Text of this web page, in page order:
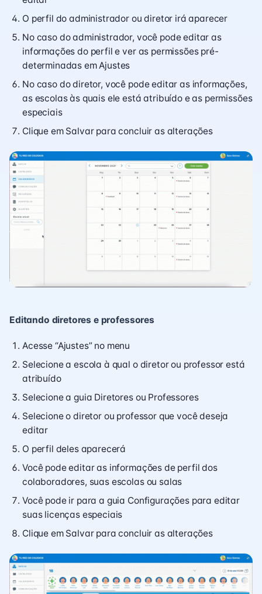
O perfil do administrador ou diretor irá aparecer
No caso do administrador, você pode editar as
informações do perfil e ver as permissões pré-
determinadas em Ajustes
No caso do diretor, você pode editar as informações,
as escolas às quais ele está atribuído e as permissões
especiais
Clique em Salvar para concluir as alterações
Editando diretores e professores
Acesse “Ajustes” no menu
Selecione a escola à qual o diretor ou professor está
atribuído
Selecione a guia Diretores ou Professores
Selecione o diretor ou professor que você deseja
editar
O perfil deles aparecerá
Você pode editar as informações de perfil dos
colaboradores, suas escolas ou salas
Você pode ir para a guia Configurações para editar
suas licenças especiais
Clique em Salvar para concluir as alterações